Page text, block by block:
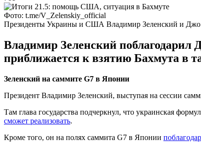
Фото: t.me/V_Zelenskiy_official
Президенты Украины и США Владимир Зеленский и Джо
Владимир Зеленский
приближается к взятию Бахмута в
Зеленский на саммите G7 в Японии
Президент Владимир Зеленский, выступая на сессии
Там глава государства подчеркнул, что украинская
сможет реализовать.
Кроме того, он на полях саммита G7 в Японии